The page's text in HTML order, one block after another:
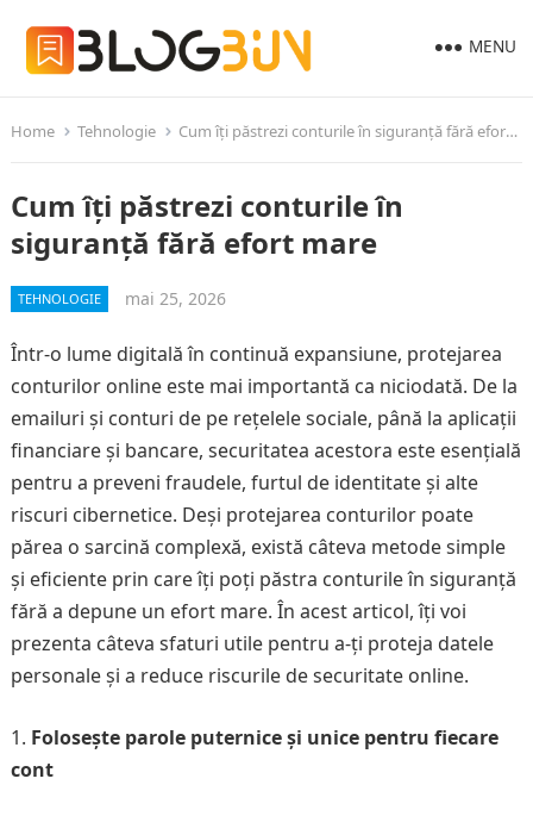
MENU
Home Tehnologie Cum îți păstrezi conturile în siguranță fără efort mare
Cum îți păstrezi conturile în
siguranță fără efort mare
TEHNOLOGIE mai 25, 2026
Într-o lume digitală în continuă expansiune, protejarea
conturilor online este mai importantă ca niciodată. De la
emailuri și conturi de pe rețelele sociale, până la aplicații
financiare și bancare, securitatea acestora este esențială
pentru a preveni fraudele, furtul de identitate și alte
riscuri cibernetice. Deși protejarea conturilor poate
părea o sarcină complexă, există câteva metode simple
și eficiente prin care îți poți păstra conturile în siguranță
fără a depune un efort mare. În acest articol, îți voi
prezenta câteva sfaturi utile pentru a-ți proteja datele
personale și a reduce riscurile de securitate online.
Folosește parole puternice și unice pentru fiecare
cont